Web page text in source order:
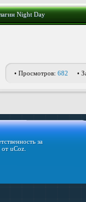
Night Day
• Просмотров: 682 •
за
отuCoz.